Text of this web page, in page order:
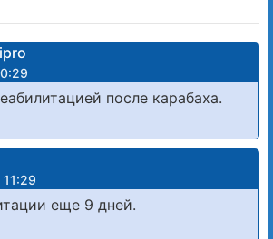
после карабаха.
еще 9 дней.